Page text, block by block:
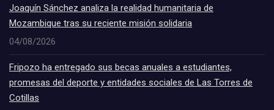
Joaquín Sánchez analiza la realidad humanitaria de
Mozambique tras su reciente misión solidaria
04/08/2026
Fripozo ha entregado sus becas anuales a estudiantes,
promesas del deporte y entidades sociales de Las Torres de
Cotillas